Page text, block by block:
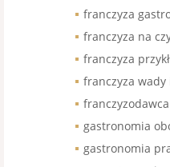
franczyza
franczyza na
franczyza
franczyza wady
gastronomia
gastronomia